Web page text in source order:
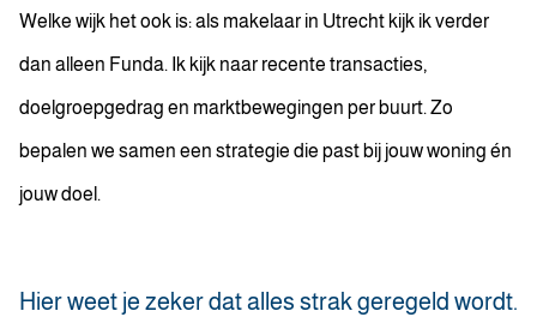
Welke wijk het ook is: als makelaar in Utrecht kijk ik verder
dan alleen Funda. Ik kijk naar recente transacties,
doelgroepgedrag en marktbewegingen per buurt. Zo
bepalen we samen een strategie die past bij jouw woning én
jouw doel.
Hier weet je zeker dat alles strak geregeld wordt.